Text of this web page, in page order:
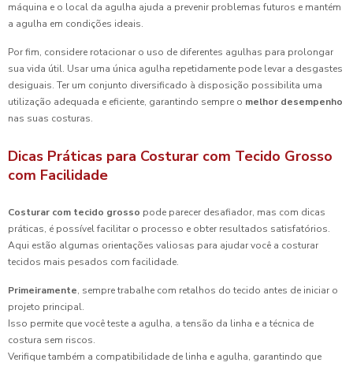
máquina e o local da agulha ajuda a prevenir problemas futuros e mantém
a agulha em condições ideais.
Por fim, considere rotacionar o uso de diferentes agulhas para prolongar
sua vida útil. Usar uma única agulha repetidamente pode levar a desgastes
desiguais. Ter um conjunto diversificado à disposição possibilita uma
utilização adequada e eficiente, garantindo sempre o melhor desempenho
nas suas costuras.
Dicas Práticas para Costurar com Tecido Grosso
com Facilidade
Costurar com tecido grosso pode parecer desafiador, mas com dicas
práticas, é possível facilitar o processo e obter resultados satisfatórios.
Aqui estão algumas orientações valiosas para ajudar você a costurar
tecidos mais pesados com facilidade.
Primeiramente, sempre trabalhe com retalhos do tecido antes de iniciar o
projeto principal.
Isso permite que você teste a agulha, a tensão da linha e a técnica de
costura sem riscos.
Verifique também a compatibilidade de linha e agulha, garantindo que